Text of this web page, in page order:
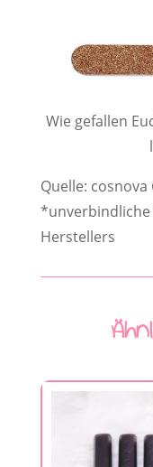
Wie gefallen
Quelle: cosnova
*unverbindliche
Herstellers